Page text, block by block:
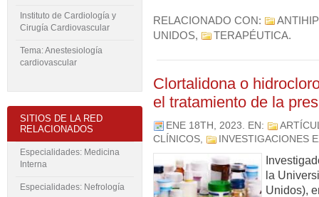
RELACIONADO CON:
UNIDOS, TERAPÉUTICA.
Clortalidona o
el tratamiento de la
ENE 18TH, 2023. EN:
CLÍNICOS, INVESTIGACIONES
la
Unidos),
Instituto de Cardiología y
Cirugía Cardiovascular
Tema: Anestesiología
cardiovascular
SITIOS DE LA RED
RELACIONADOS
Especialidades: Medicina
Interna
Especialidades: Nefrología